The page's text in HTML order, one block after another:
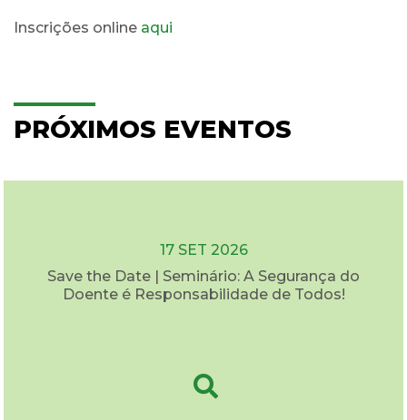
Inscrições online aqui
PRÓXIMOS EVENTOS
17 SET 2026
Save the Date | Seminário: A Segurança do
Doente é Responsabilidade de Todos!